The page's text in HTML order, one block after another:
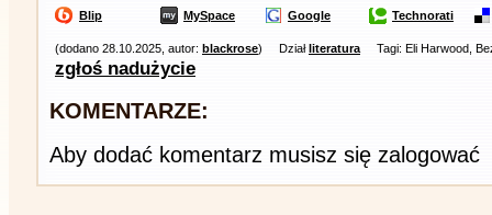
Blip MySpace Google Technorati
(dodano 28.10.2025, autor: blackrose) Działliteratura Tagi: Eli Harwood,
zgłoś nadużycie
KOMENTARZE:
Aby dodać komentarz musisz się zalogować